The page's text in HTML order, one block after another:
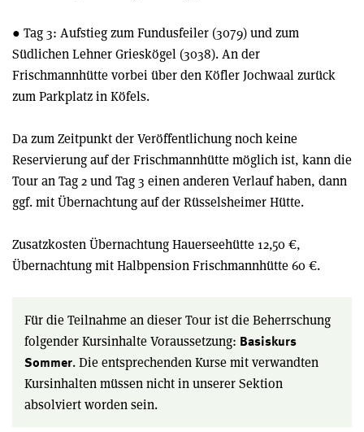
● Tag 3: Aufstieg zum Fundusfeiler (3079) und zum
Südlichen Lehner Grieskögel (3038). An der
Frischmannhütte vorbei über den Köfler Jochwaal zurück
zum Parkplatz in Köfels.
Da zum Zeitpunkt der Veröffentlichung noch keine
Reservierung auf der Frischmannhütte möglich ist, kann die
Tour an Tag 2 und Tag 3 einen anderen Verlauf haben, dann
ggf. mit Übernachtung auf der Rüsselsheimer Hütte.
Zusatzkosten Übernachtung Hauerseehütte 12,50 €,
Übernachtung mit Halbpension Frischmannhütte 60 €.
Für die Teilnahme an dieser Tour ist die Beherrschung
folgender Kursinhalte Voraussetzung: Basiskurs
Sommer. Die entsprechenden Kurse mit verwandten
Kursinhalten müssen nicht in unserer Sektion
absolviert worden sein.